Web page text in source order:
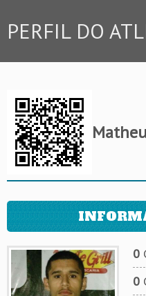
PERFIL DO
0
0